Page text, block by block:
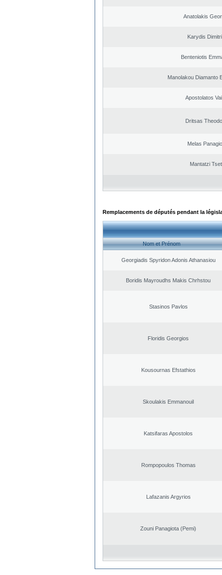
Anatolakis
Karydis
Benteniotis
Manolakou Diamanto
Apostolatos
Dritsas
Melas
Mantatzi
Remplacements de députés pendant la
Nom et Prénom
Georgiadis Spyridon Adonis Athanasiou
Boridis Mayroudhs Makis Chrhstou
Stasinos Pavlos
Floridis Georgios
Kousournas Efstathios
Skoulakis Emmanouil
Katsifaras Apostolos
Rompopoulos Thomas
Lafazanis Argyrios
Zouni Panagiota (Pemi)